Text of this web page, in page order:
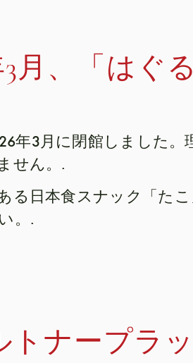
3月、「はぐ
年3月に閉館しました。
せん。.
る日本食スナック「た
。.
トナープラ